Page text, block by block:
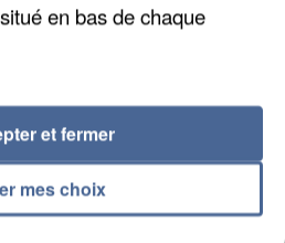
SUPPOSÉS DE LA DZ
ALGÉRIE
en bas de chaque
mes choix
et fermer